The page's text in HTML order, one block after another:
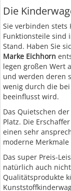
Die
Sie verbinden stets
Funktionsteile sind
Stand. Haben Sie
Marke Eichhorn
legen großen Wert
und werden deren
wenig durch die
beeinflusst wird.
Das Quietschen
Platz. Die
einen sehr
moderne
Das super Preis-
natürlich auch
Qualitätsprodukte